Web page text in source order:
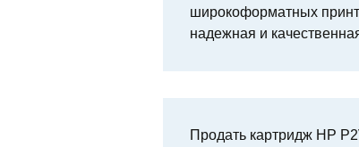
широкоформатных
надежная и
Продать картридж HP